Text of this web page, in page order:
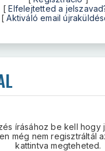
[Elfelejtetted a
[Aktiváló email
írásához be kell hogy
még nem regisztráltál
kattintva megteheted.